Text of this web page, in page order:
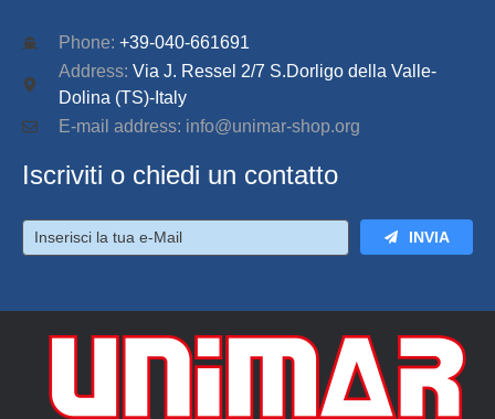
Phone: +39-040-661691
Address: Via J. Ressel 2/7 S.Dorligo della Valle-
Dolina (TS)-Italy
E-mail address: info@unimar-shop.org
Iscriviti o chiedi un contatto
INVIA